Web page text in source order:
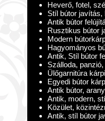
Heverő, fotel,
Stíl bútor
Antik bútor
Rusztikus bútor
Modern
Hagyományos
Antik, Stíl bútor
Szálloda,
Ülőgarnitúra
Egyedi bútor
Antik bútor,
Antik, modern,
Közület,
Antik, stíl bútor